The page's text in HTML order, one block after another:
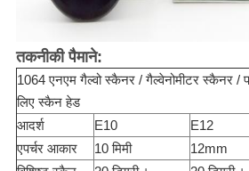
तकनीकी पैमाने:
1064 एनएम गैल्वो स्कैनर / गैल्वेनोमीटर स्कैनर /
लिए स्कैन हेड
आदर्श
E10 E12
एपर्चर आकार
10 मिमी 12mm